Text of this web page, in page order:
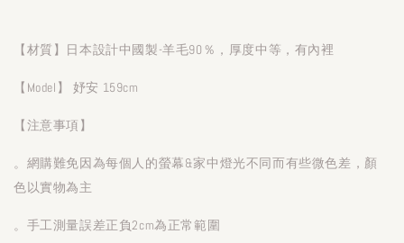
【材質】日本設計中國製-羊毛90％，厚度中等，有內裡
【Model】 妤安 159cm
【注意事項】
。網購難免因為每個人的螢幕&家中燈光不同而有些微色差，顏
色以實物為主
。手工測量誤差正負2cm為正常範圍